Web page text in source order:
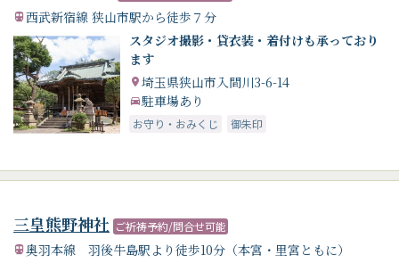
西武新宿線 狭山市駅から徒歩７分
スタジオ撮影・貸衣装・着付けも承っており
ます
埼玉県狭山市入間川3-6-14
駐車場あり
お守り・おみくじ 御朱印
三皇熊野神社 ご祈祷予約/問合せ可能
奥羽本線 羽後牛島駅より徒歩10分（本宮・里宮ともに）